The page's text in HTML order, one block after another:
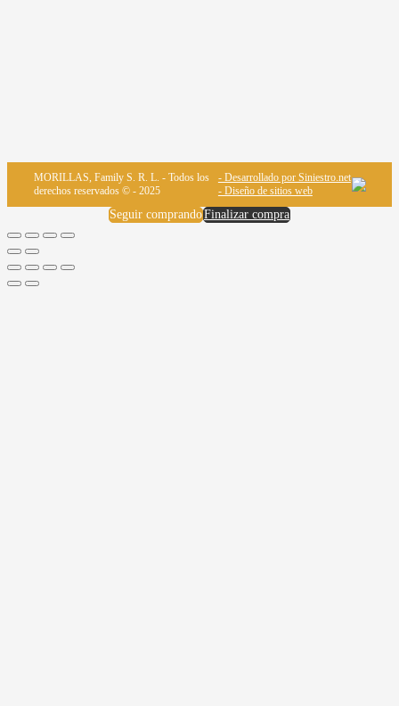
MORILLAS, Family S. R. L. - Todos los
derechos reservados © - 2025
- Desarrollado por Siniestro.net
- Diseño de sitios web
Finalizar compra
Seguir comprando